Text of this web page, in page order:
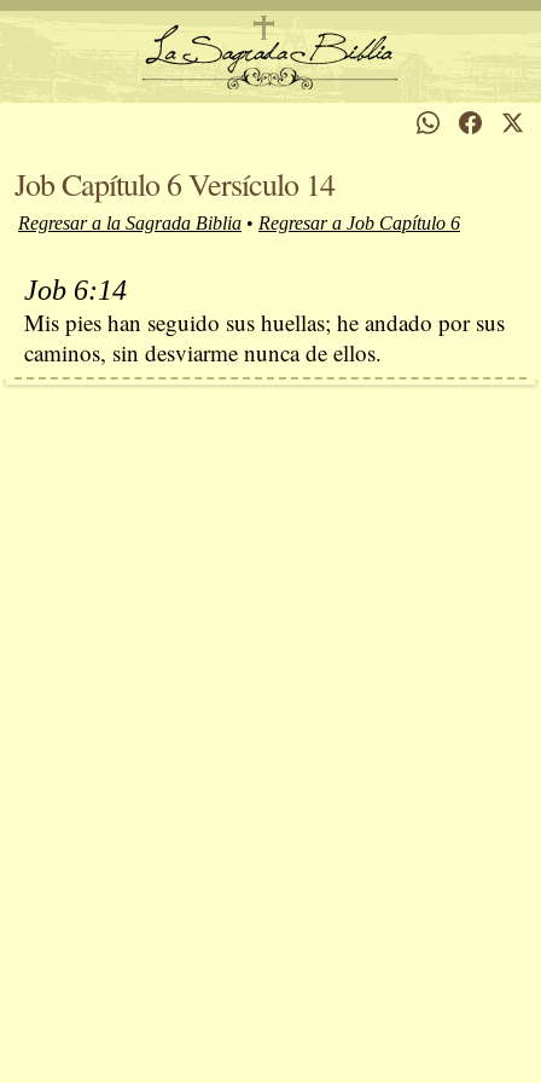
Job Capítulo 6 Versículo 14
Regresar a la Sagrada Biblia • Regresar a Job Capítulo 6
Job 6:14
Mis pies han seguido sus huellas; he andado por sus
caminos, sin desviarme nunca de ellos.